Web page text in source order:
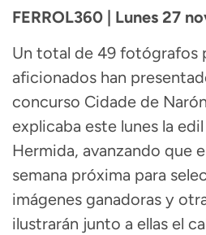
FERROL360 | Lunes 27
Un total de 49 fotógrafos
aficionados han
concurso Cidade de
explicaba este lunes la
Hermida, avanzando que
semana próxima para
imágenes ganadoras y
ilustrarán junto a ellas el